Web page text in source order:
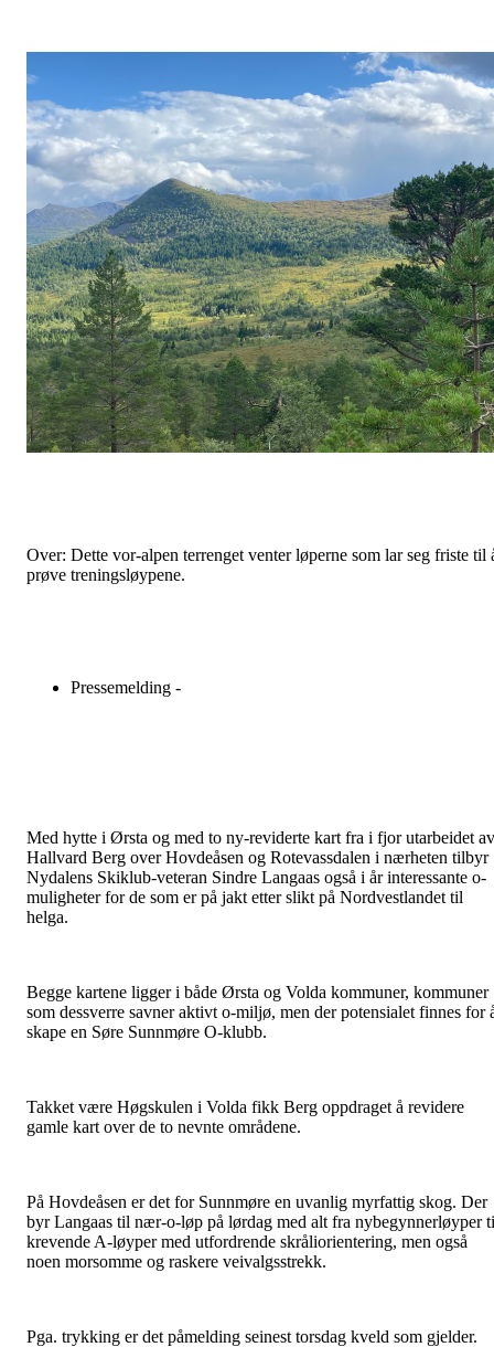
Over: Dette vor-alpen terrenget venter løperne som lar seg friste til
prøve treningsløypene.
Pressemelding -
Med hytte i Ørsta og med to ny-reviderte kart fra i fjor utarbeidet av
Hallvard Berg over Hovdeåsen og Rotevassdalen i nærheten tilbyr
Nydalens Skiklub-veteran Sindre Langaas også i år interessante o-
muligheter for de som er på jakt etter slikt på Nordvestlandet til
helga.
Begge kartene ligger i både Ørsta og Volda kommuner, kommuner
som dessverre savner aktivt o-miljø, men der potensialet finnes for
skape en Søre Sunnmøre O-klubb.
Takket være Høgskulen i Volda fikk Berg oppdraget å revidere
gamle kart over de to nevnte områdene.
På Hovdeåsen er det for Sunnmøre en uvanlig myrfattig skog. Der
byr Langaas til nær-o-løp på lørdag med alt fra nybegynnerløyper
krevende A-løyper med utfordrende skråliorientering, men også
noen morsomme og raskere veivalgsstrekk.
Pga. trykking er det påmelding seinest torsdag kveld som gjelder.